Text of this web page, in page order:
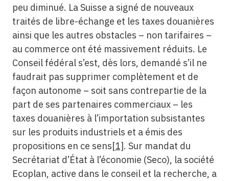
peu diminué. La Suisse a signé de nouveaux
traités de libre-échange et les taxes douanières
ainsi que les autres obstacles – non tarifaires –
au commerce ont été massivement réduits. Le
Conseil fédéral s’est, dès lors, demandé s’il ne
faudrait pas supprimer complètement et de
façon autonome – soit sans contrepartie de la
part de ses partenaires commerciaux – les
taxes douanières à l’importation subsistantes
sur les produits industriels et a émis des
propositions en ce sens[1]. Sur mandat du
Secrétariat d’État à l’économie (Seco), la société
Ecoplan, active dans le conseil et la recherche, a